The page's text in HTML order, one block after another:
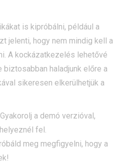
is kipróbálni, például a
jelenti, hogy nem mindig kell a
A kockázatkezelés lehetővé
haladjunk előre a
sikeresen elkerülhetjük a
Gyakorolj a demó verzióval,
fel.
meg megfigyelni, hogy a